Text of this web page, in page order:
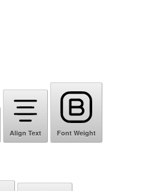
Align Text Font Weight